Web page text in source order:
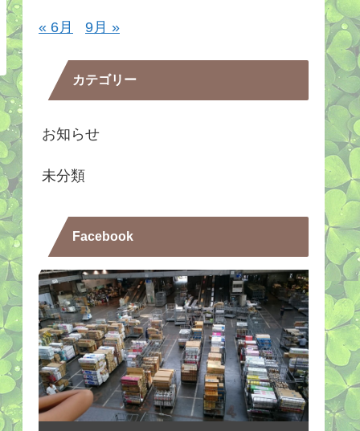
« 6月 9月 »
カテゴリー
お知らせ
未分類
Facebook